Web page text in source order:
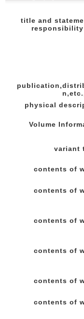
title and
responsibility
physical
Volume
variant
contents of
contents of
contents of
contents of
contents of
contents of